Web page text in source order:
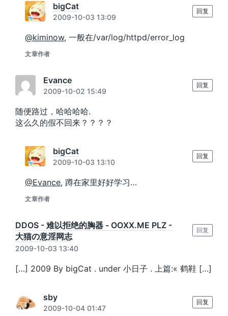
bigCat
2009-10-03 13:09
@kiminow, 一般在/var/log/httpd/error_log
文章作者
回复
Evance
2009-10-02 15:49
随便路过，哈哈哈哈.
这么久的假不回来？？？？
回复
bigCat
2009-10-03 13:10
@Evance, 蹲在家里好好学习…
文章作者
回复
DDOS - 难以拒绝的胸器 - OOXX.ME PLZ -
大猫の意淫网志
2009-10-03 13:40
[…] 2009 By bigCat . under 小日子 . 上篇:« 鹤鞋 […]
回复
sby
2009-10-04 01:47
回复